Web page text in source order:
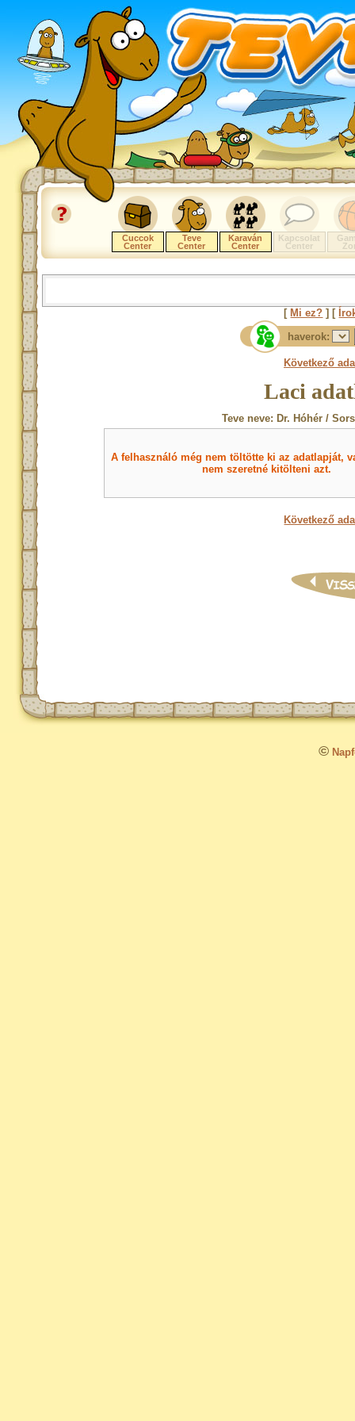
Cuccok
Center
Teve
Center
Karaván
Center
Kapcsolat
Center
[ Mi ez? ] [
haverok:
Következő
Laci
Teve neve: Dr. Hóhér /
A felhasználó még nem töltötte ki az adatlapját,
nem szeretné kitölteni azt.
Következő
©